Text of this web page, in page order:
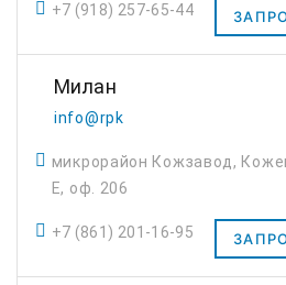
+7 (918) 257-65-44
Милан
info@rpk
микрорайон Кожзавод,
Е, оф. 206
+7 (861) 201-16-95